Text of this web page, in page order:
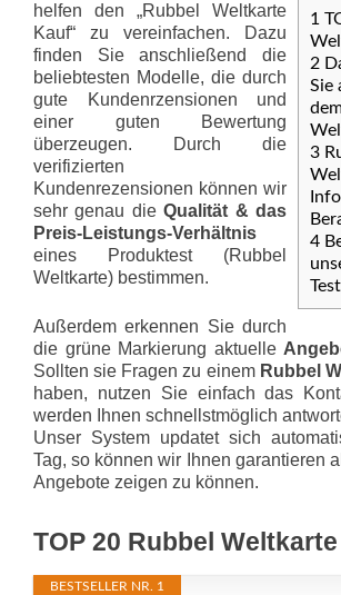
1
2
Sie
3
4
helfen den „Rubbel Weltkarte
Kauf“ zu vereinfachen. Dazu
finden Sie anschließend die
beliebtesten Modelle, die durch
gute Kundenrzensionen und
einer guten Bewertung
überzeugen. Durch die
verifizierten
Kundenrezensionen können wir
sehr genau dieQualität & das
Preis-Leis­tungs-Ver­hält­nis
eines Produktest (Rubbel
Weltkarte) bestimmen.
Außerdem erkennen Sie durch
die grüne Markierung aktuelle
Sollten sie Fragen zu einem Rubbel
haben, nutzen Sie einfach das
werden Ihnen schnellstmöglich
Unser System updatet sich
Tag, so können wir Ihnen garantieren
Angebote zeigen zu können.
TOP 20 Rubbel Weltkarte
BESTSELLER NR. 1